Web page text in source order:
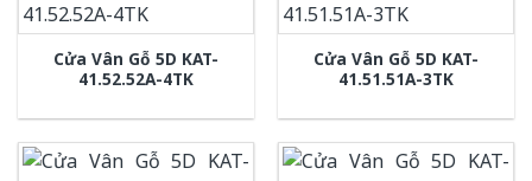
Cửa Vân Gỗ 5D KAT-
41.52.52A-4TK
Cửa Vân Gỗ 5D KAT-
41.51.51A-3TK